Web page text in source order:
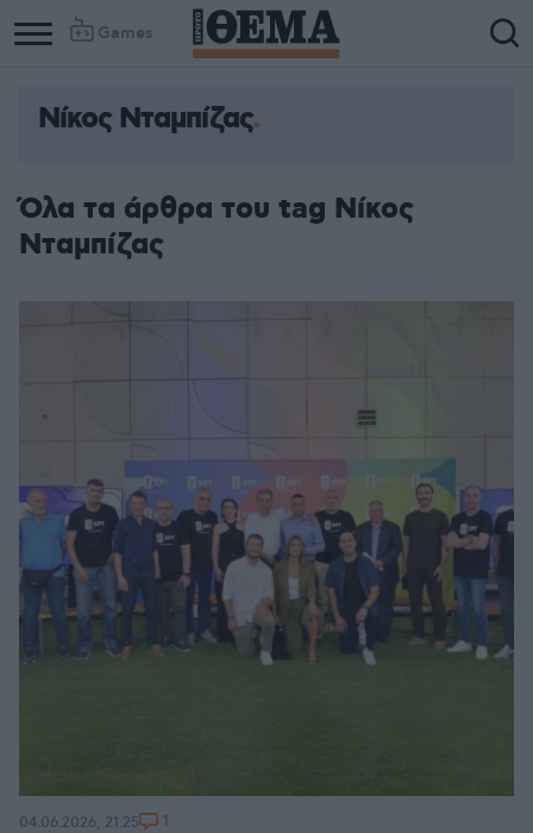
Games
Νίκος Νταμπίζας
Όλα τα άρθρα του tag Νίκος
Νταμπίζας
04.06.2026, 21:25 1